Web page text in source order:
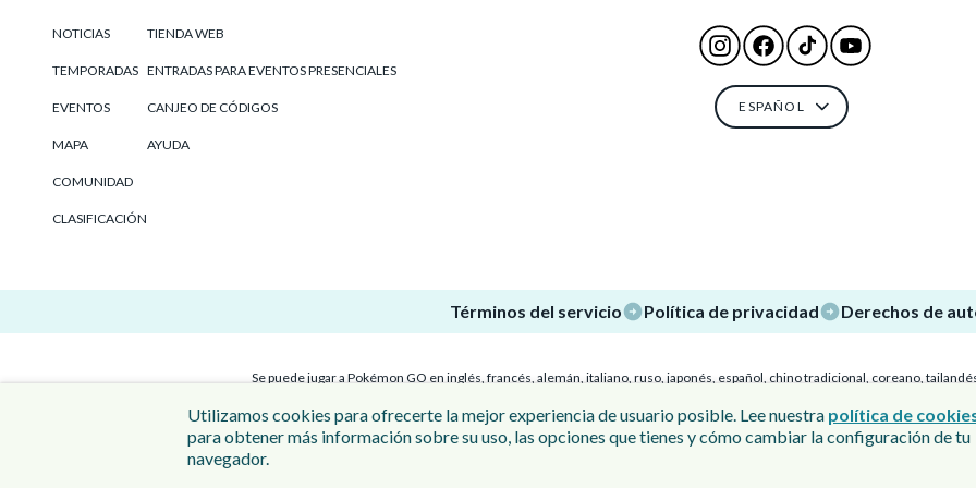
NOTICIAS
TEMPORADAS
EVENTOS
MAPA
COMUNIDAD
CLASIFICACIÓN
TIENDA WEB
ENTRADAS PARA EVENTOS PRESENCIALES
CANJEO DE CÓDIGOS
AYUDA
ESPAÑOL
Términos del servicio Política de privacidad Derechos de
Se puede jugar a Pokémon GO en inglés, francés, alemán, italiano, ruso, japonés, español, chino tradicional, coreano,
©Scopely Explore ©Pokémon/Nintendo/Creatures/GAME FREAK TM, ® y los nombres de los personajes son marcas comerciales de
comerciales de Apple Inc. Google Play es una marca comercial de Google LLC. Juego básico disponible de forma gratuita. (Existen
Utilizamos cookies para ofrecerte la mejor experiencia de usuario posible. Lee nuestra política de
para obtener más información sobre su uso, las opciones que tienes y cómo cambiar la configuración de tu
navegador.